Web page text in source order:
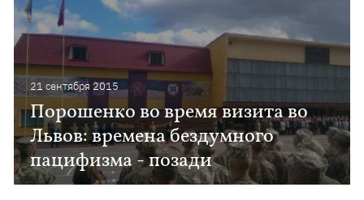
21 сентября 2015
Порошенко во время визита во
Львов: времена бездумного
пацифизма - позади